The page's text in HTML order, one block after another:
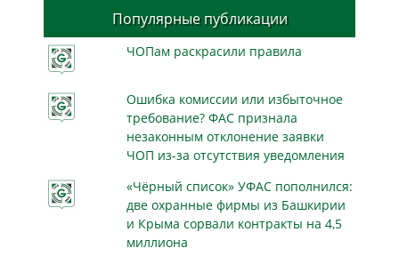
Популярные публикации
ЧОПам раскрасили правила
Ошибка комиссии или избыточное
требование? ФАС признала
незаконным отклонение заявки
ЧОП из-за отсутствия уведомления
«Чёрный список» УФАС пополнился:
две охранные фирмы из Башкирии
и Крыма сорвали контракты на 4,5
миллиона